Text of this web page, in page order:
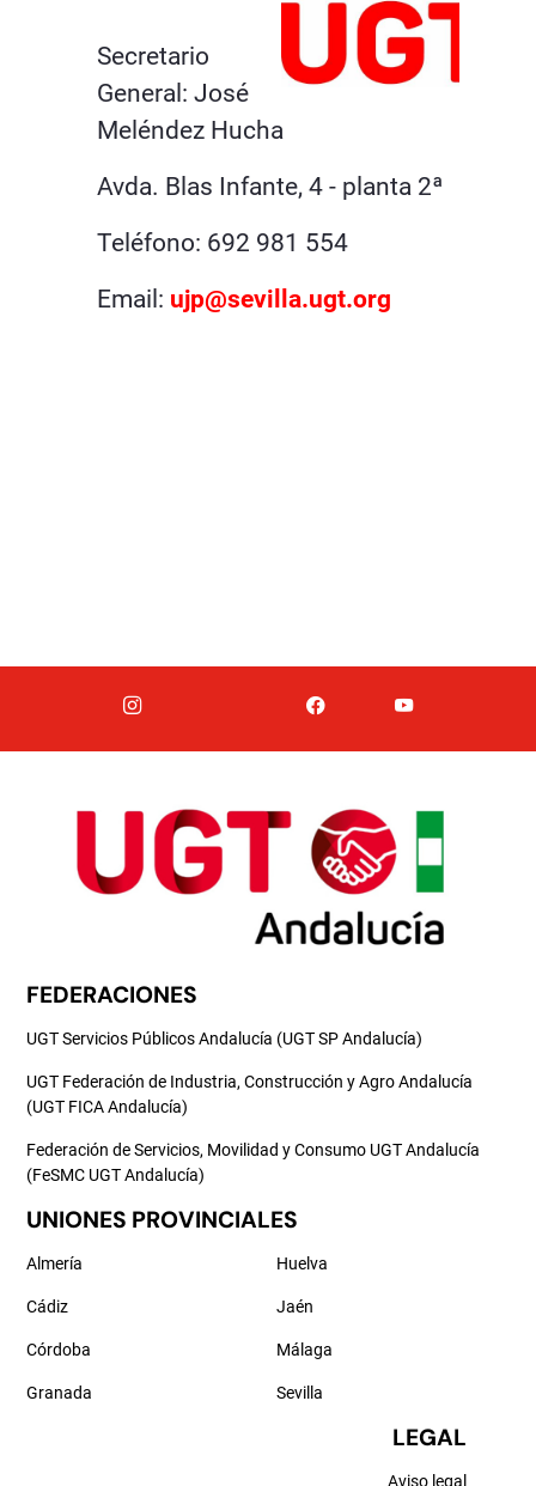
Secretario
General: José
Meléndez Hucha
Avda. Blas Infante, 4 - planta 2ª
Teléfono: 692 981 554
Email: ujp@sevilla.ugt.org
FEDERACIONES
UGT Servicios Públicos Andalucía (UGT SP Andalucía)
UGT Federación de Industria, Construcción y Agro Andalucía
(UGT FICA Andalucía)
Federación de Servicios, Movilidad y Consumo UGT Andalucía
(FeSMC UGT Andalucía)
UNIONES PROVINCIALES
Almería
Cádiz
Córdoba
Granada
Huelva
Jaén
Málaga
Sevilla
LEGAL
Aviso legal